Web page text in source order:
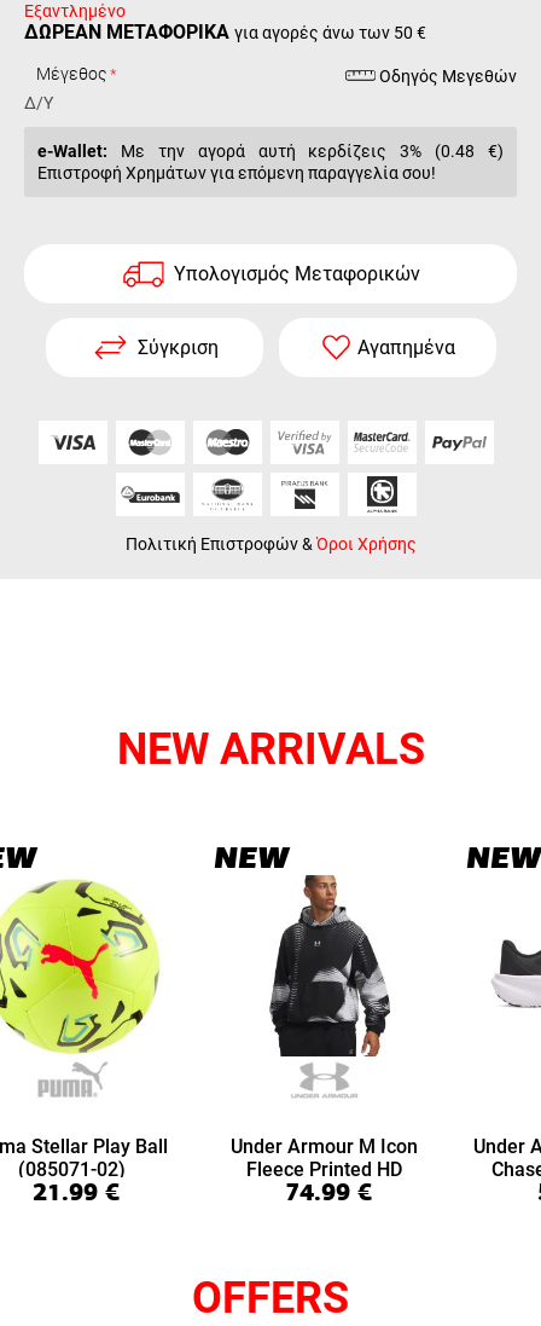
Εξαντλημένο
ΔΩΡΕΑΝ ΜΕΤΑΦΟΡΙΚΑ για αγορές άνω των 50 €
Οδηγός Μεγεθών
Μέγεθος
Δ/Υ
e-Wallet: Με την αγορά αυτή κερδίζεις 3% (0.48 €)
Επιστροφή Χρημάτων για επόμενη παραγγελία σου!
Υπολογισμός Μεταφορικών
Σύγκριση Αγαπημένα
Πολιτική Επιστροφών& Όροι Χρήσης
NEW ARRIVALS
Stellar Play Ball
(085071-02)
21.99 €
NEW
Under Armour M Icon
Fleece Printed HD
(6016615-008)
74.99 €
NEW
Under
OFFERS